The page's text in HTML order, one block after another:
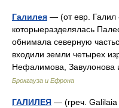
Галилея — (от евр. Галил
которыеразделялась
обнимала северную
входили земли четырех
Нефалимова,
Брокгауза и Ефрона
ГАЛИЛЕЯ — (греч. Galilaia